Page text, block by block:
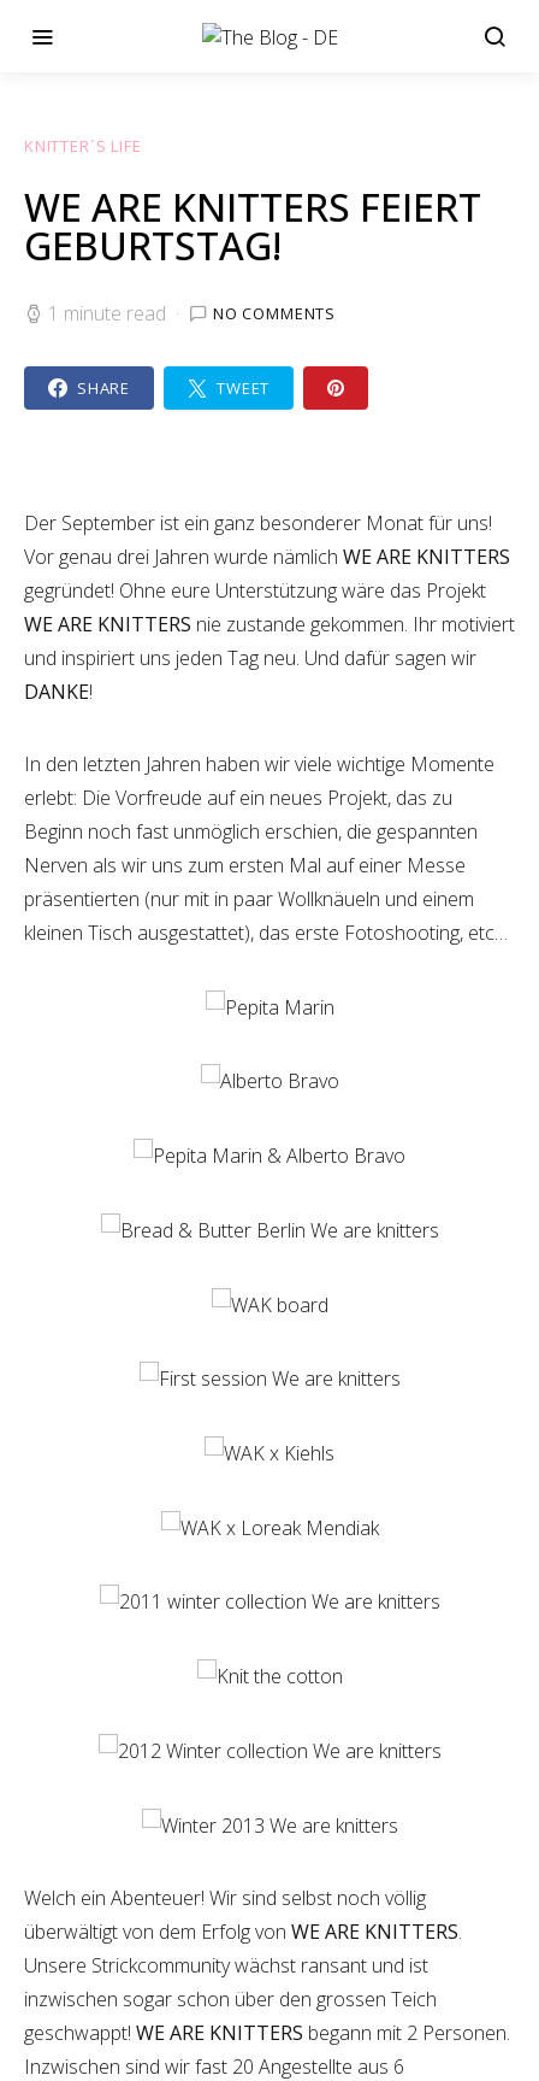
KNITTER´S LIFE
WE ARE KNITTERS FEIERT
GEBURTSTAG!
1 minute read NO COMMENTS
SHARE TWEET
Der September ist ein ganz besonderer Monat für uns!
Vor genau drei Jahren wurde nämlich WE ARE KNITTERS
gegründet! Ohne eure Unterstützung wäre das Projekt
WE ARE KNITTERS nie zustande gekommen. Ihr motiviert
und inspiriert uns jeden Tag neu. Und dafür sagen wir
DANKE!
In den letzten Jahren haben wir viele wichtige Momente
erlebt: Die Vorfreude auf ein neues Projekt, das zu
Beginn noch fast unmöglich erschien, die gespannten
Nerven als wir uns zum ersten Mal auf einer Messe
präsentierten (nur mit in paar Wollknäueln und einem
kleinen Tisch ausgestattet), das erste Fotoshooting, etc…
Welch ein Abenteuer! Wir sind selbst noch völlig
überwältigt von dem Erfolg von WE ARE KNITTERS.
Unsere Strickcommunity wächst ransant und ist
inzwischen sogar schon über den grossen Teich
geschwappt! WE ARE KNITTERS begann mit 2 Personen.
Inzwischen sind wir fast 20 Angestellte aus 6